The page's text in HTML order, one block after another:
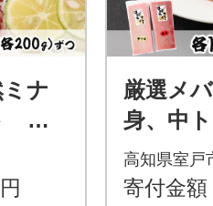
ナ
ミ
赤
円
厳選メ
身、中
べ【誉
高知県室戸
寄付金額